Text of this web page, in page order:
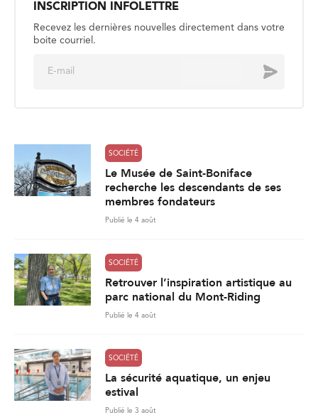
INSCRIPTION INFOLETTRE
Recevez les dernières nouvelles directement dans votre
boite courriel.
Envoyer
SOCIÉTÉ
Le Musée de Saint-Boniface
recherche les descendants de ses
membres fondateurs
Publié le 4 août
SOCIÉTÉ
Retrouver l’inspiration artistique au
parc national du Mont-Riding
Publié le 4 août
SOCIÉTÉ
La sécurité aquatique, un enjeu
estival
Publié le 3 août